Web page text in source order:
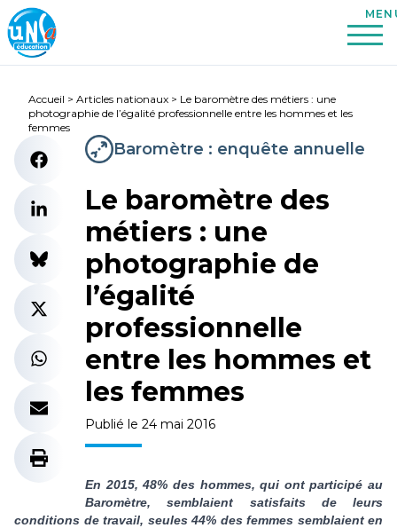
Accueil > Articles nationaux > Le baromètre des métiers : une
photographie de l’égalité professionnelle entre les hommes et les
femmes
Baromètre : enquête annuelle
Le baromètre des
métiers : une
photographie de
l’égalité
professionnelle
entre les hommes et
les femmes
Publié le 24 mai 2016
En 2015, 48% des hommes, qui ont participé au
Baromètre, semblaient satisfaits de leurs
conditions de travail, seules 44% des femmes semblaient en